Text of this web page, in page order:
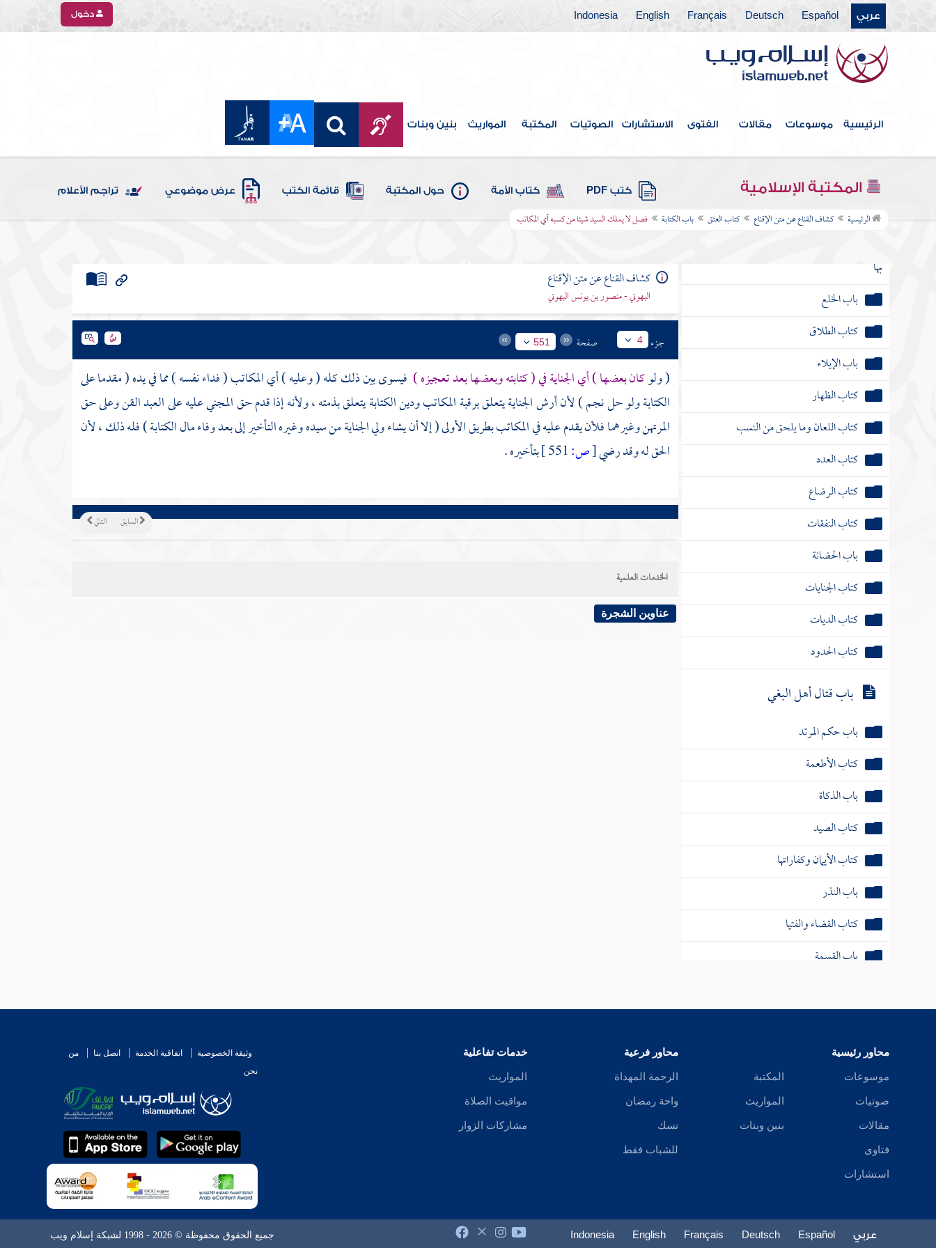
عربي Español
Deutsch
Français
English
Indonesia دخول
الرئيسية موسوعات مقالات الفتوى الاستشارات الصوتيات المكتبة المواريث بنين وبنات
المكتبة الإسلامية كتب PDF كتاب الأمة حول المكتبة قائمة الكتب عرض موضوعي تراجم الأعلام
الرئيسية كشاف القناع عن متن الإقناع كتاب العتق باب الكتابة فصل لا يملك السيد شيئا من كسبه أي المكاتب
فصل كاتب عبيده اثنين فأكثر أو
إماءه صفقة واحدة بعوض واحد
فصل في الكتابة الفاسدة
باب الوليمة وآداب الأكل والشرب وما يتعلق
بذلك
باب عشرة النساء والقسم والنشوز وما يتعلق
باب الخلع
كتاب الطلاق
باب الإيلاء
كتاب الظهار
كتاب اللعان وما يلحق من النسب
كتاب العدد
كتاب الرضاع
كتاب النفقات
باب الحضانة
كتاب الجنايات
كتاب الديات
كتاب الحدود
باب قتال أهل البغي
كتاب الأطعمة
باب الذكاة
كتاب الصيد
كتاب الأيمان وكفاراتها
باب النذر
كتاب القضاء والفتيا
باب القسمة
باب الدعاوى والبينات
كشاف القناع عن متن الإقناع
البهوتي - منصور بن يونس البهوتي
جزء 4 صفحة 551
( ولوكان بعضها ) أي الجناية في ( كتابته وبعضها بعد تعجيزه ) فيسوى بين ذلك كله ( وعليه ) أي المكاتب ( فداء نفسه ) مما في يده ( مقدما على
الكتابة ولو حل نجم ) لأن أرش الجناية يتعلق برقبة المكاتب ودين الكتابة يتعلق بذمته ، ولأنه إذا قدم حق المجني عليه على العبد القن وعلى حق
المرتهن وغيرهما فلأن يقدم عليه في المكاتب بطريق الأولى ( إلا أن يشاء ولي الجناية من سيده وغيره التأخير إلى بعد وفاء مال الكتابة ) فله ذلك ، لأن
الحق له وقد رضي[ص: بتأخيره .
التالي السابق
الخدمات العلمية
عناوين الشجرة
محاور رئيسية
موسوعات
صوتيات
مقالات
فتاوى
استشارات
المكتبة
المواريث
بنين وبنات
محاور فرعية
الرحمة المهداة
واحة رمضان
نسك
للشباب فقط
خدمات تفاعلية
المواريث
مواقيت الصلاة
مشاركات الزوار
وثيقة الخصوصية اتفاقية الخدمة اتصل بنا
من
نحن
عربي Español
Deutsch
Français
English
Indonesia جميع الحقوق محفوظة © 2026 - 1998 لشبكة إسلام ويب